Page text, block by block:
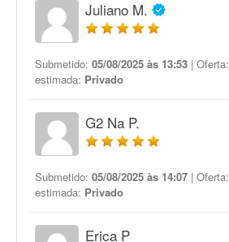
Juliano M.
Submetido: 05/08/2025 às 13:53 | Oferta:
estimada: Privado
G2 Na P.
Submetido: 05/08/2025 às 14:07 | Oferta:
estimada: Privado
Erica P